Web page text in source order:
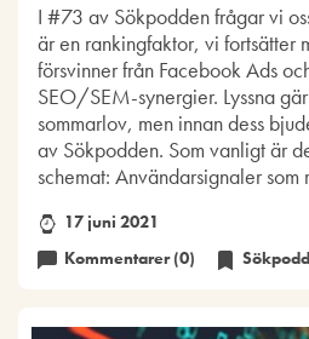
I #73 av Sökpodden frågar vi
är en rankingfaktor, vi fortsätter
försvinner från Facebook Ads
SEO/SEM-synergier. Lyssna
sommarlov, men innan dess
av Sökpodden. Som vanligt är
schemat: Användarsignaler
17 juni 2021
Kommentarer (0)